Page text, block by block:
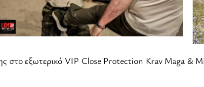
στο εξωτερικό VIP Close Protection Krav Maga